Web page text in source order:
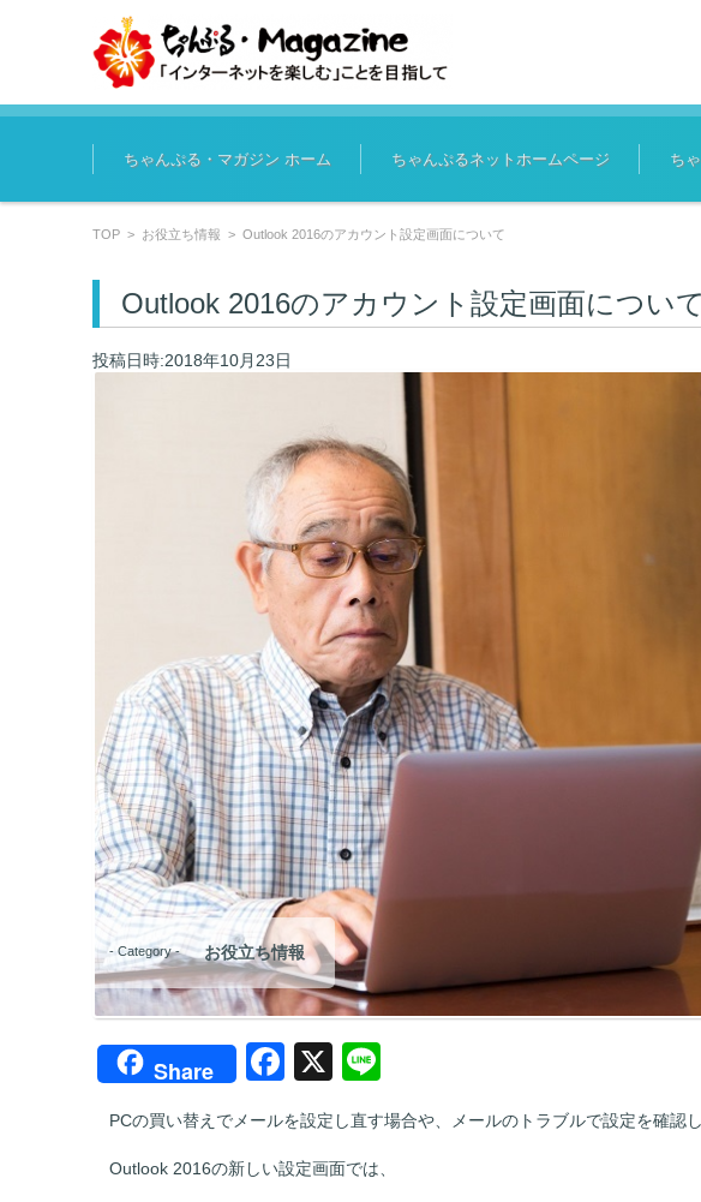
コンテンツに移動
ちゃんぷる・マガジン ホーム ちゃんぷるネットホームページ ち
TOP > お役立ち情報 > Outlook 2016のアカウント設定画面について
Outlook 2016のアカウント設定画面について
投稿日時:2018年10月23日
- Category - お役立ち情報
Share
F
c
e
X
e
PCの買い替えでメールを設定し直す場合や、メールのトラブルで設定を確認し
Outlook 2016の新しい設定画面では、